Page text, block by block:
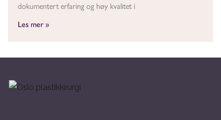
dokumentert erfaring og høy kvalitet i
Les mer »